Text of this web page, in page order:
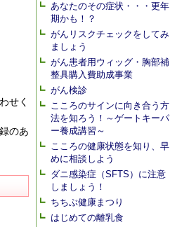
せく
のあ
あなたのその症状・・・更年
期かも！？
がんリスクチェックをしてみ
ましょう
がん患者用ウィッグ・胸部補
整具購入費助成事業
がん検診
こころのサインに向き合う方
法を知ろう！～ゲートキーパ
ー養成講習～
こころの健康状態を知り、早
めに相談しよう
ダニ感染症（SFTS）に注意
しましょう！
ちちぶ健康まつり
はじめての離乳食